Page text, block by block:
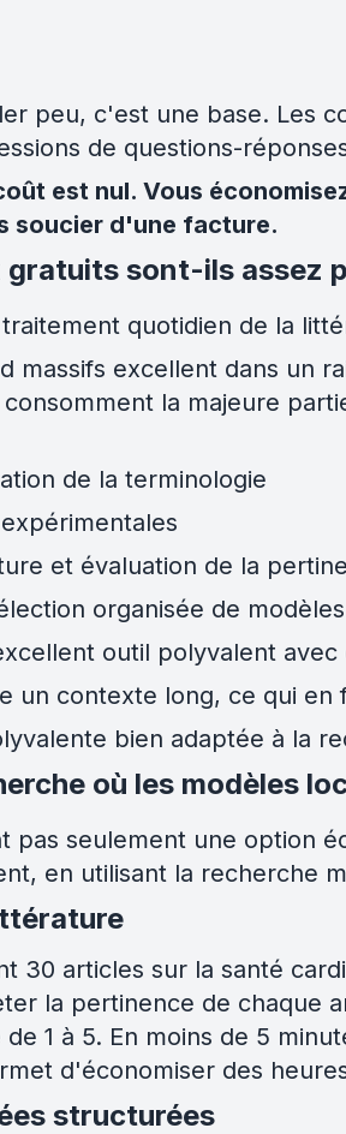
peu, c'est une base. Les
de questions-
est nul. Vous
soucier d'une facture.
gratuits sont-ils assez
quotidien de la
massifs excellent dans un
la majeure
de la terminologie
et évaluation de la
organisée de
outil polyvalent
un contexte long, ce qui
bien adaptée à la
où les modèles
pas seulement une option
en utilisant la recherche
30 articles sur la santé
la pertinence de
1 à 5. En moins de 5
d'économiser des
structurées